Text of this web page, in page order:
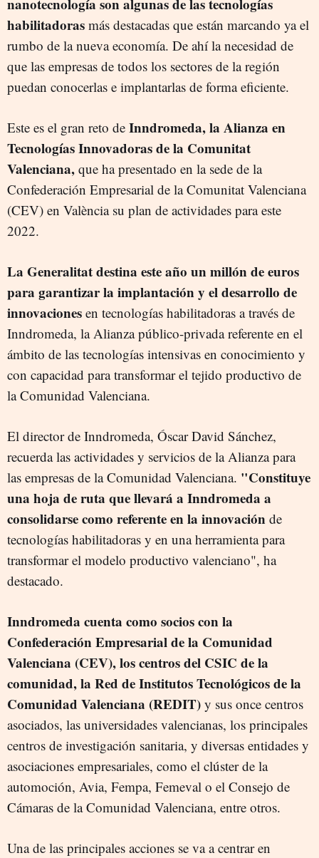
nanotecnología son algunas de las tecnologías
habilitadoras más destacadas que están marcando ya el
rumbo de la nueva economía. De ahí la necesidad de
que las empresas de todos los sectores de la región
puedan conocerlas e implantarlas de forma eficiente.
Este es el gran reto de Inndromeda, la Alianza en
Tecnologías Innovadoras de la Comunitat
Valenciana, que ha presentado en la sede de la
Confederación Empresarial de la Comunitat Valenciana
(CEV) en València su plan de actividades para este
2022.
La Generalitat destina este año un millón de euros
para garantizar la implantación y el desarrollo de
innovaciones en tecnologías habilitadoras a través de
Inndromeda, la Alianza público-privada referente en el
ámbito de las tecnologías intensivas en conocimiento y
con capacidad para transformar el tejido productivo de
la Comunidad Valenciana.
El director de Inndromeda, Óscar David Sánchez,
recuerda las actividades y servicios de la Alianza para
las empresas de la Comunidad Valenciana. "Constituye
una hoja de ruta que llevará a Inndromeda a
consolidarse como referente en la innovación de
tecnologías habilitadoras y en una herramienta para
transformar el modelo productivo valenciano", ha
destacado.
Inndromeda cuenta como socios con la
Confederación Empresarial de la Comunidad
Valenciana (CEV), los centros del CSIC de la
comunidad, la Red de Institutos Tecnológicos de la
Comunidad Valenciana (REDIT) y sus once centros
asociados, las universidades valencianas, los principales
centros de investigación sanitaria, y diversas entidades y
asociaciones empresariales, como el clúster de la
automoción, Avia, Fempa, Femeval o el Consejo de
Cámaras de la Comunidad Valenciana, entre otros.
Una de las principales acciones se va a centrar en